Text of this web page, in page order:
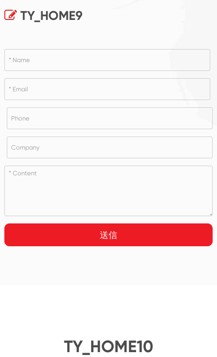
TY_HOME9
送信
TY_HOME10